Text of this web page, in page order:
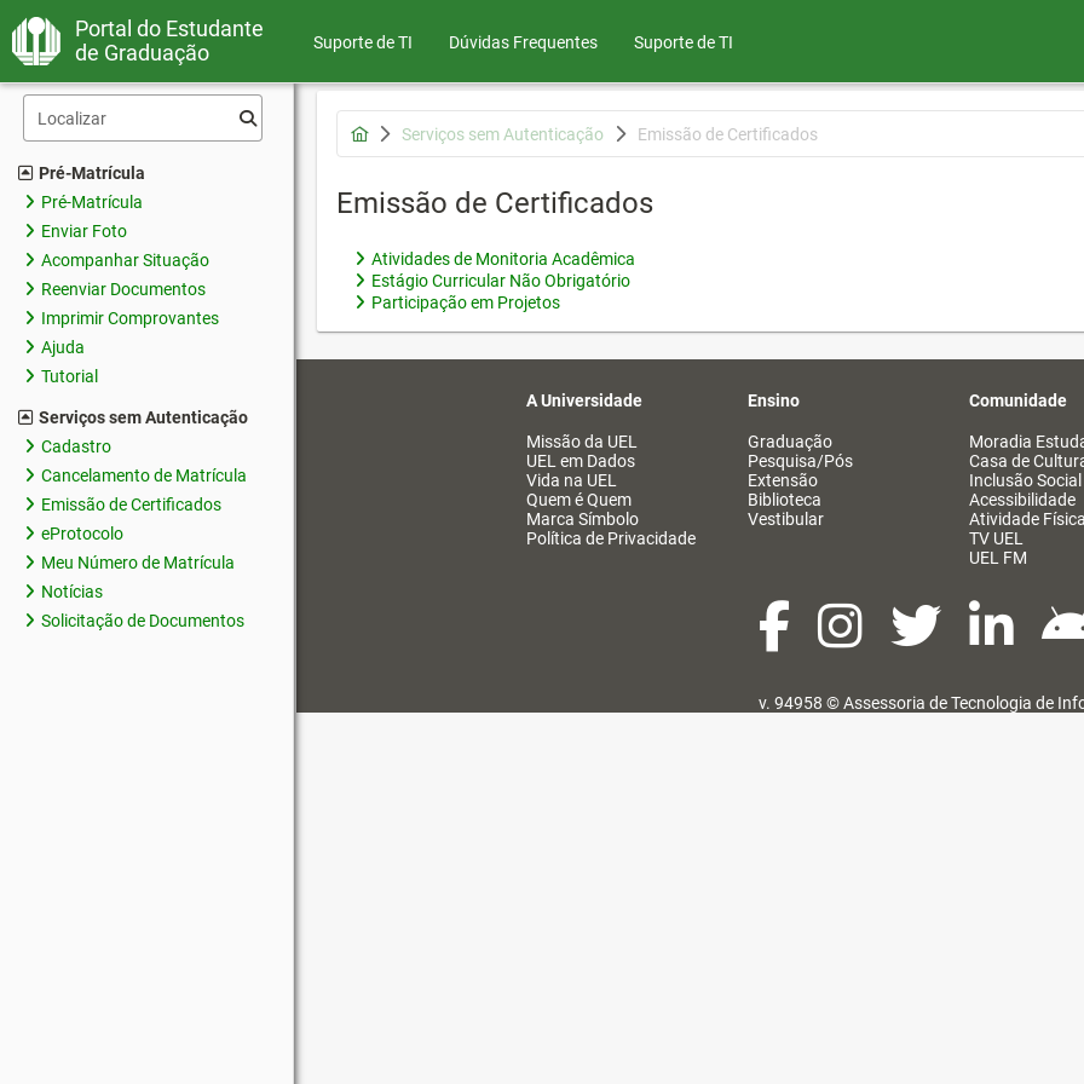
Portal do Estudante
de Graduação
Suporte de TI Dúvidas Frequentes Suporte de TI
Pré-Matrícula
Pré-Matrícula
Enviar Foto
Acompanhar Situação
Reenviar Documentos
Imprimir Comprovantes
Ajuda
Tutorial
Serviços sem Autenticação
Cadastro
Cancelamento de Matrícula
Emissão de Certificados
eProtocolo
Meu Número de Matrícula
Notícias
Solicitação de Documentos
Serviços sem Autenticação Emissão de Certificados
Emissão de Certificados
Atividades de Monitoria Acadêmica
Estágio Curricular Não Obrigatório
Participação em Projetos
A Universidade
Missão da UEL
UEL em Dados
Vida na UEL
Quem é Quem
Marca Símbolo
Política de Privacidade
Ensino
Graduação
Pesquisa/Pós
Extensão
Biblioteca
Vestibular
Comunidade
Moradia
Casa de
Inclusão Social
Acessibilidade
Atividade Física
TV UEL
UEL FM
v. 94958 ©Assessoria de Tecnologia de